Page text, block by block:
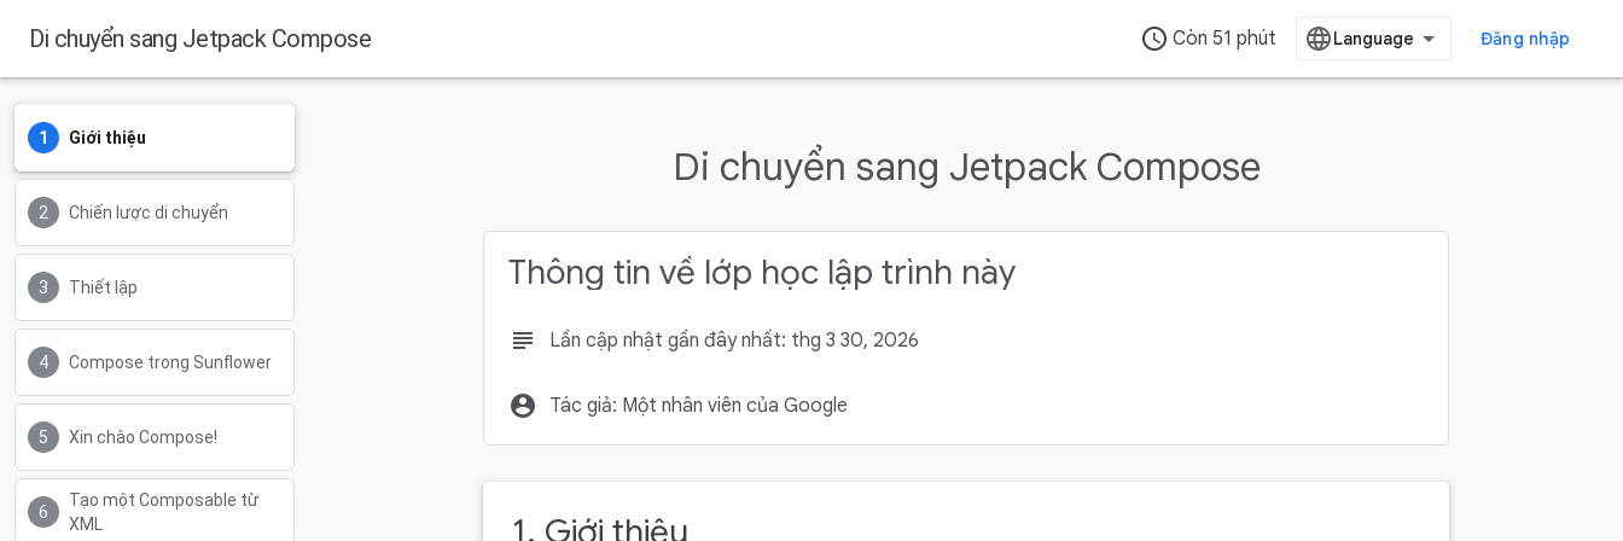
Di chuyển sang Jetpack Compose access_time Còn 51 phút Đăng nhập
Giới thiệu
Chiến lược di chuyển
Thiết lập
Compose trong Sunflower
Xin chào Compose!
Tạo một Composable từ
XML
Di chuyển sang Jetpack Compose
Thông tin về lớp học lập trình này
subject Lần cập nhật gần đây nhất: thg 3 30, 2026
account_circle Tác giả: Một nhân viên của Google
1. Giới thiệu